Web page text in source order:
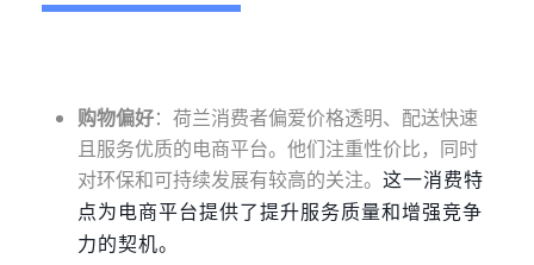
购物偏好：荷兰消费者偏爱价格透明、配送快速
且服务优质的电商平台。他们注重性价比，同时
对环保和可持续发展有较高的关注。 这一消费特
点为电商平台提供了提升服务质量和增强竞争
力的契机。